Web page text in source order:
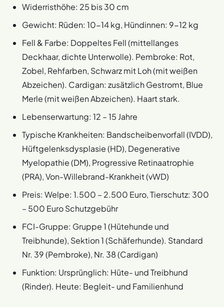
Widerristhöhe: 25 bis 30 cm
Gewicht: Rüden: 10-14 kg, Hündinnen: 9-12 kg
Fell & Farbe: Doppeltes Fell (mittellanges
Deckhaar, dichte Unterwolle). Pembroke: Rot,
Zobel, Rehfarben, Schwarz mit Loh (mit weißen
Abzeichen). Cardigan: zusätzlich Gestromt, Blue
Merle (mit weißen Abzeichen). Haart stark.
Lebenserwartung: 12 – 15 Jahre
Typische Krankheiten: Bandscheibenvorfall (IVDD),
Hüftgelenksdysplasie (HD), Degenerative
Myelopathie (DM), Progressive Retinaatrophie
(PRA), Von-Willebrand-Krankheit (vWD)
Preis: Welpe: 1.500 – 2.500 Euro, Tierschutz: 300
– 500 Euro Schutzgebühr
FCI-Gruppe: Gruppe 1 (Hütehunde und
Treibhunde), Sektion 1 (Schäferhunde). Standard
Nr. 39 (Pembroke), Nr. 38 (Cardigan)
Funktion: Ursprünglich: Hüte- und Treibhund
(Rinder). Heute: Begleit- und Familienhund